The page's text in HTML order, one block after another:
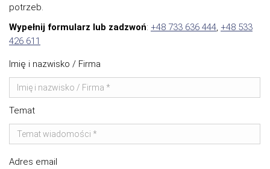
potrzeb.
Wypełnij formularz lub zadzwoń: +48 733 636 444, +48 533
426 611
Imię i nazwisko / Firma
Temat
Adres email